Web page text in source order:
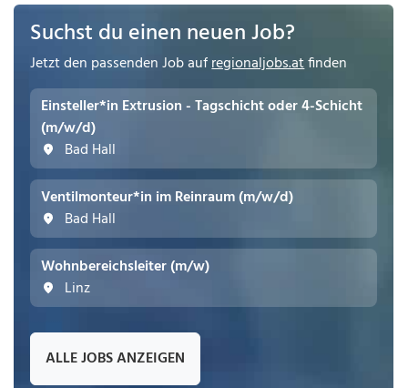
Suchst du einen neuen Job?
Jetzt den passenden Job aufregionaljobs.atfinden
Einsteller*in Extrusion - Tagschicht oder 4-Schicht
(m/w/d)
Bad Hall
Ventilmonteur*in im Reinraum (m/w/d)
Bad Hall
Wohnbereichsleiter (m/w)
Linz
ALLE JOBS ANZEIGEN